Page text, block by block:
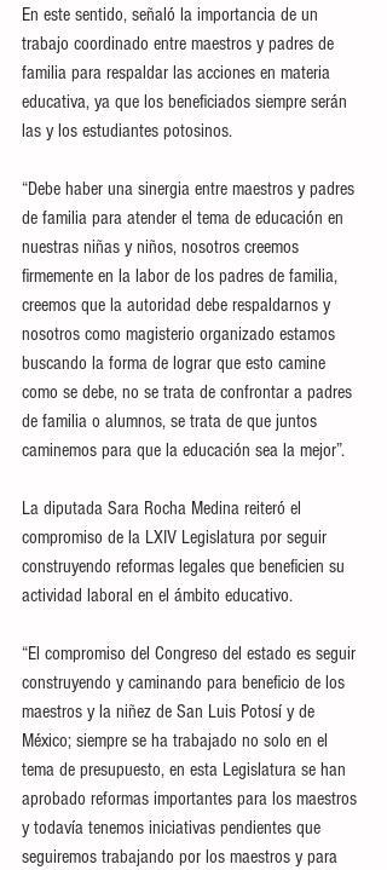
En este sentido, señaló la importancia de un
trabajo coordinado entre maestros y padres de
familia para respaldar las acciones en materia
educativa, ya que los beneficiados siempre serán
las y los estudiantes potosinos.
“Debe haber una sinergia entre maestros y padres
de familia para atender el tema de educación en
nuestras niñas y niños, nosotros creemos
firmemente en la labor de los padres de familia,
creemos que la autoridad debe respaldarnos y
nosotros como magisterio organizado estamos
buscando la forma de lograr que esto camine
como se debe, no se trata de confrontar a padres
de familia o alumnos, se trata de que juntos
caminemos para que la educación sea la mejor”.
La diputada Sara Rocha Medina reiteró el
compromiso de la LXIV Legislatura por seguir
construyendo reformas legales que beneficien su
actividad laboral en el ámbito educativo.
“El compromiso del Congreso del estado es seguir
construyendo y caminando para beneficio de los
maestros y la niñez de San Luis Potosí y de
México; siempre se ha trabajado no solo en el
tema de presupuesto, en esta Legislatura se han
aprobado reformas importantes para los maestros
y todavía tenemos iniciativas pendientes que
seguiremos trabajando por los maestros y para